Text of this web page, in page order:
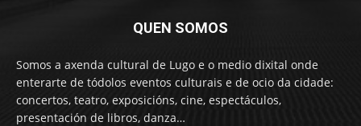
QUEN SOMOS
Somos a axenda cultural de Lugo e o medio dixital onde
enterarte de tódolos eventos culturais e de ocio da cidade:
concertos, teatro, exposicións, cine, espectáculos,
presentación de libros, danza…